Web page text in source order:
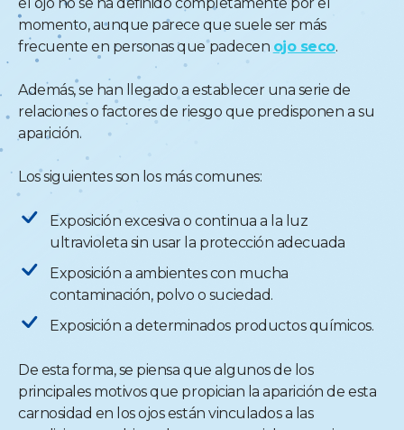
momento, aunque parece que suele ser más
frecuente en personas que padecen ojo seco.
Además, se han llegado a establecer una serie de
relaciones o factores de riesgo que predisponen a su
aparición.
Los siguientes son los más comunes:
Exposición excesiva o continua a la luz
ultravioleta sin usar la protección adecuada
Exposición a ambientes con mucha
contaminación, polvo o suciedad.
Exposición a determinados productos químicos.
De esta forma, se piensa que algunos de los
principales motivos que propician la aparición de esta
carnosidad en los ojos están vinculados a las